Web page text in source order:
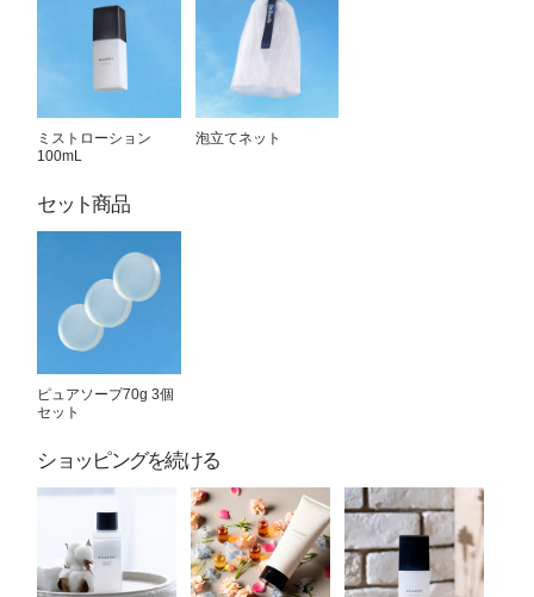
ミストローション
100mL
泡立てネット
セット商品
ピュアソープ70g 3個
セット
ショッピングを続ける